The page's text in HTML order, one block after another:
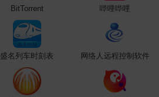
BitTorrent 哔哩哔哩
盛名列车时刻表 网络人远程控制软件